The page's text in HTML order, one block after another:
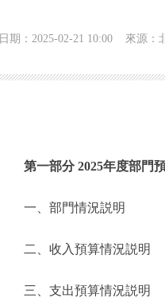
日期：2025-02-21 10:00 來源：
第一部分 2025年度部門
一、部門情況説明
二、收入預算情況説明
三、支出預算情況説明